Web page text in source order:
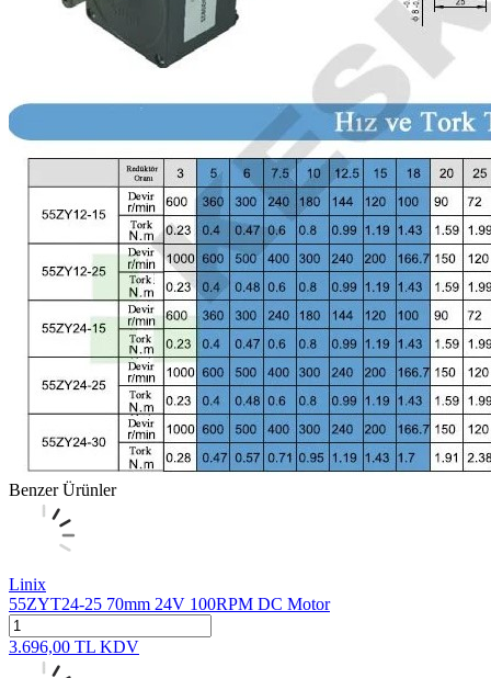
Benzer Ürünler
Linix
55ZYT24-25 70mm 24V 100RPM DC Motor
3.696,00 TL KDV